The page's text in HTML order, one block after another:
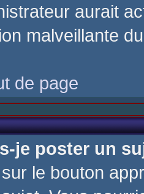
aurait
malveillante
de page
je poster un
le bouton